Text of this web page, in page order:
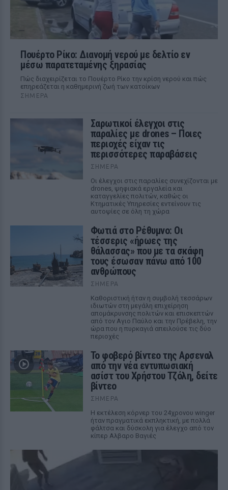
Πουέρτο Ρίκο: Διανομή νερού με δελτίο εν
μέσω παρατεταμένης ξηρασίας
Πώς διαχειρίζεται το Πουέρτο Ρίκο την κρίση νερού και πώς
επηρεάζεται η καθημερινή ζωή των κατοίκων
ΣΉΜΕΡΑ
Σαρωτικοί έλεγχοι στις
παραλίες με drones – Ποιες
περιοχές είχαν τις
περισσότερες παραβάσεις
ΣΉΜΕΡΑ
Οι έλεγχοι στις παραλίες συνεχίζονται με
drones, ψηφιακά εργαλεία και
καταγγελίες πολιτών, καθώς οι
Κτηματικές Υπηρεσίες εντείνουν τις
αυτοψίες σε όλη τη χώρα
Φωτιά στο Ρέθυμνο: Οι
τέσσερις «ήρωες της
θάλασσας» που με τα σκάφη
τους έσωσαν πάνω από 100
ανθρώπους
ΣΉΜΕΡΑ
Καθοριστική ήταν η συμβολή τεσσάρων
ιδιωτών στη μεγάλη επιχείρηση
απομάκρυνσης πολιτών και επισκεπτών
από τον Αγιο Παύλο και την Πρέβελη, την
ώρα που η πυρκαγιά απειλούσε τις δύο
περιοχές
Το φοβερό βίντεο της Αρσεναλ
από την νέα εντυπωσιακή
ασίστ του Χρήστου Τζόλη, δείτε
βίντεο
ΣΉΜΕΡΑ
Η εκτέλεση κόρνερ του 24χρονου winger
ήταν πραγματικά εκπληκτική, με πολλά
φάλτσα και δύσκολη για έλεγχο από τον
κίπερ Αλβαρο Βαγιές